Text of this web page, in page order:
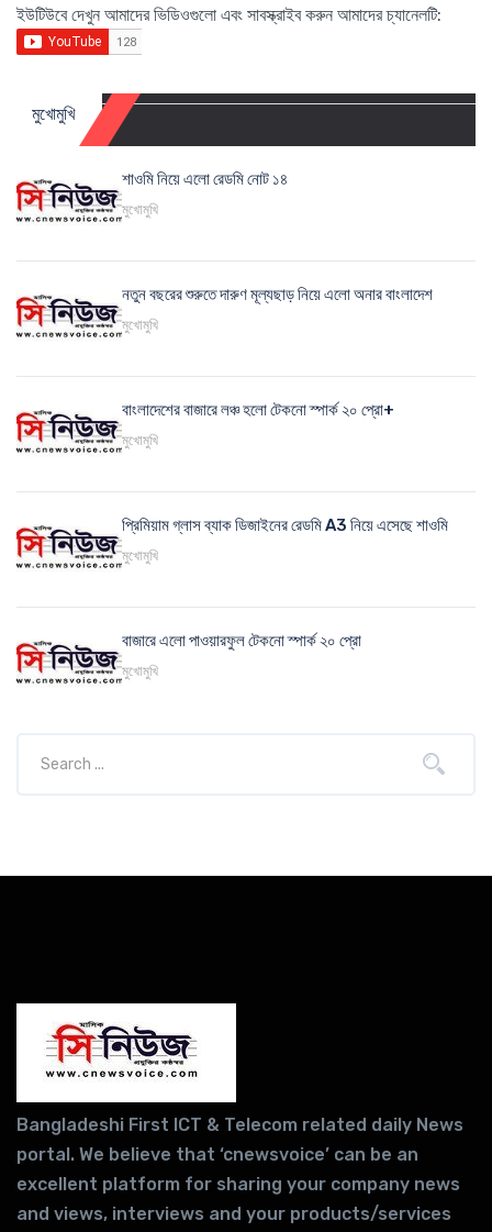
ইউটিউবে দেখুন আমাদের ভিডিওগুলো এবং সাবস্ক্রাইব করুন আমাদের চ্যানেলটি:
মুখোমুখি
শাওমি নিয়ে এলো রেডমি নোট ১৪
মুখোমুখি
নতুন বছরের শুরুতে দারুণ মূল্যছাড় নিয়ে এলো অনার বাংলাদেশ
মুখোমুখি
বাংলাদেশের বাজারে লঞ্চ হলো টেকনো স্পার্ক ২০ প্রো+
মুখোমুখি
প্রিমিয়াম গ্লাস ব্যাক ডিজাইনের রেডমি A3 নিয়ে এসেছে শাওমি
মুখোমুখি
বাজারে এলো পাওয়ারফুল টেকনো স্পার্ক ২০ প্রো
মুখোমুখি
Bangladeshi First ICT & Telecom related daily News
portal. We believe that ‘cnewsvoice’ can be an
excellent platform for sharing your company news
and views, interviews and your products/services